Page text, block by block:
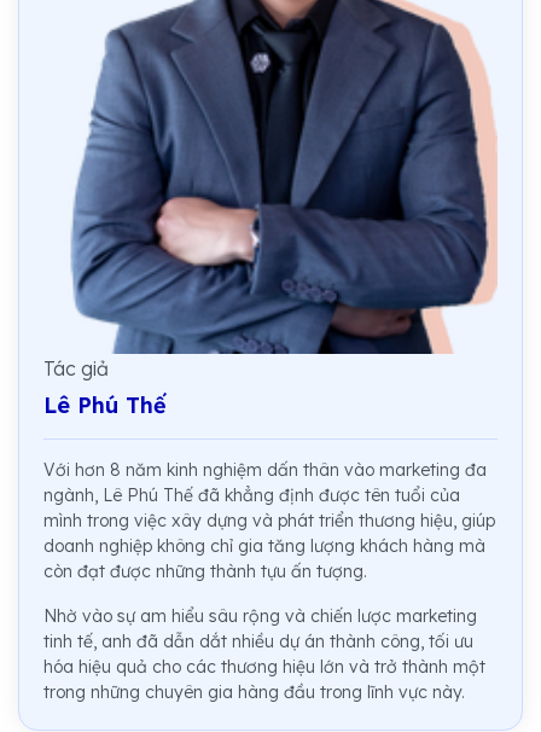
Tác giả
Lê Phú Thế
Với hơn 8 năm kinh nghiệm dấn thân vào marketing đa
ngành, Lê Phú Thế đã khẳng định được tên tuổi của
mình trong việc xây dựng và phát triển thương hiệu, giúp
doanh nghiệp không chỉ gia tăng lượng khách hàng mà
còn đạt được những thành tựu ấn tượng.
Nhờ vào sự am hiểu sâu rộng và chiến lược marketing
tinh tế, anh đã dẫn dắt nhiều dự án thành công, tối ưu
hóa hiệu quả cho các thương hiệu lớn và trở thành một
trong những chuyên gia hàng đầu trong lĩnh vực này.